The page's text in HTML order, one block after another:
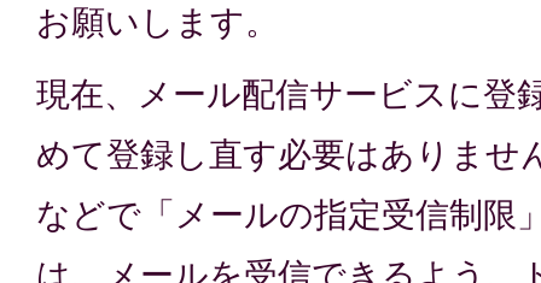
お願いします。
現在、メール配信サービスに登
めて登録し直す必要はありませ
などで「メールの指定受信制限
は、メールを受信できるよう、